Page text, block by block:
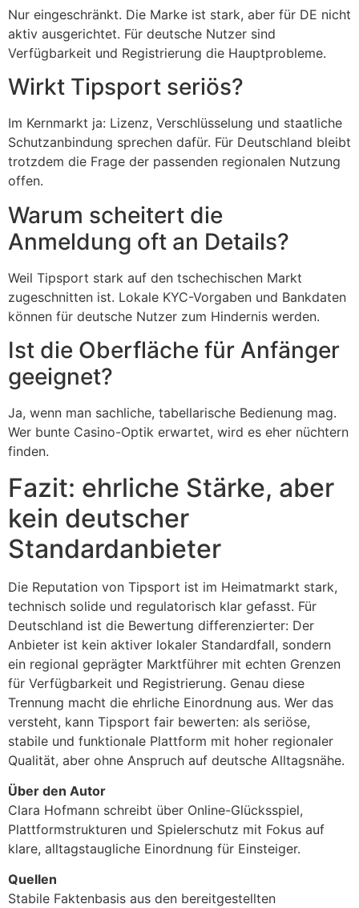
Nur eingeschränkt. Die Marke ist stark, aber für DE nicht
aktiv ausgerichtet. Für deutsche Nutzer sind
Verfügbarkeit und Registrierung die Hauptprobleme.
Wirkt Tipsport seriös?
Im Kernmarkt ja: Lizenz, Verschlüsselung und staatliche
Schutzanbindung sprechen dafür. Für Deutschland bleibt
trotzdem die Frage der passenden regionalen Nutzung
offen.
Warum scheitert die
Anmeldung oft an Details?
Weil Tipsport stark auf den tschechischen Markt
zugeschnitten ist. Lokale KYC-Vorgaben und Bankdaten
können für deutsche Nutzer zum Hindernis werden.
Ist die Oberfläche für Anfänger
geeignet?
Ja, wenn man sachliche, tabellarische Bedienung mag.
Wer bunte Casino-Optik erwartet, wird es eher nüchtern
finden.
Fazit: ehrliche Stärke, aber
kein deutscher
Standardanbieter
Die Reputation von Tipsport ist im Heimatmarkt stark,
technisch solide und regulatorisch klar gefasst. Für
Deutschland ist die Bewertung differenzierter: Der
Anbieter ist kein aktiver lokaler Standardfall, sondern
ein regional geprägter Marktführer mit echten Grenzen
für Verfügbarkeit und Registrierung. Genau diese
Trennung macht die ehrliche Einordnung aus. Wer das
versteht, kann Tipsport fair bewerten: als seriöse,
stabile und funktionale Plattform mit hoher regionaler
Qualität, aber ohne Anspruch auf deutsche Alltagsnähe.
Über den Autor
Clara Hofmann schreibt über Online-Glücksspiel,
Plattformstrukturen und Spielerschutz mit Fokus auf
klare, alltagstaugliche Einordnung für Einsteiger.
Quellen
Stabile Faktenbasis aus den bereitgestellten